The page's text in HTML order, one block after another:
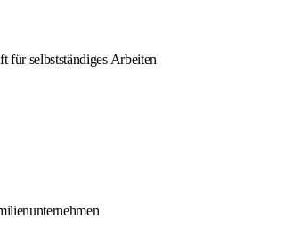
für selbstständiges Arbeiten